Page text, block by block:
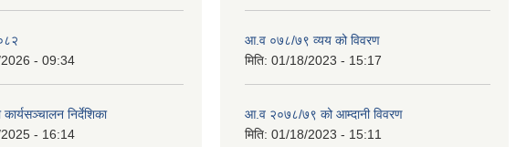
- 09:34
निर्देशिका
- 16:14
आ.व ०७८/७९ व्यय को विवरण
मिति: 01/18/2023 - 15:17
आ.व २०७८/७९ को आम्दानी विवरण
मिति: 01/18/2023 - 15:11